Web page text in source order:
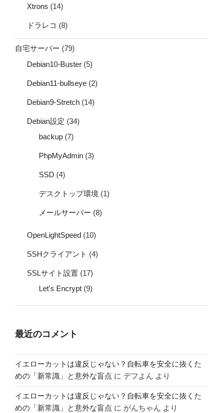
Xtrons (14)
ドラレコ (8)
自宅サーバー (79)
Debian10-Buster (5)
Debian11-bullseye (2)
Debian9-Stretch (14)
Debian設定 (34)
backup (7)
PhpMyAdmin (3)
SSD (4)
デスクトップ環境 (1)
メールサーバー (8)
OpenLightSpeed (10)
SSHクライアント (4)
SSLサイト設置 (17)
Let's Encrypt (9)
最近のコメント
イエローカットは違反じゃない？自転車を安全に抜くた
めの「新常識」と意外な盲点 に デフよん より
イエローカットは違反じゃない？自転車を安全に抜くた
めの「新常識」と意外な盲点 に がんちゃん より